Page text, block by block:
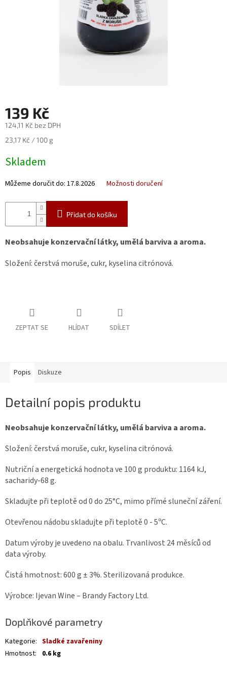
Měna
(CZK)
Přihlášení
139 Kč
124,11 Kč bez DPH
Měrná
23,17 Kč / 100 g
Skladem
Můžeme doručit do: 17.8.2026 Možnosti doručení
Přidat do košíku
Neobsahuje konzervační látky, umělá barviva a aroma.
Složení: čerstvá moruše, cukr, kyselina citrónová.
ZEPTAT SE HLÍDAT SDÍLET
Popis Diskuze
Detailní popis produktu
Neobsahuje konzervační látky, umělá barviva a aroma.
Složení: čerstvá moruše, cukr, kyselina citrónová.
Nutriční a energetická hodnota ve 100 g produktu: 1164 kJ,
sacharidy-68 g.
Skladujte při teplotě od 0 do 25°C, mimo přímé sluneční záření.
Otevřenou nádobu skladujte při teplotě 0 - 5ºC.
Datum výroby je uvedeno na obalu. Trvanlivost 24 měsíců od
data výroby.
Čistá hmotnost: 600 g ± 3%. Sterilizovaná produkce.
Výrobce: Ijevan Wine – Brandy Factory Ltd.
Doplňkové parametry
Kategorie: Sladké zavařeniny
Hmotnost: 0.6 kg